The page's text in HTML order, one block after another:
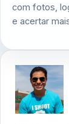
com fotos,
e acertar